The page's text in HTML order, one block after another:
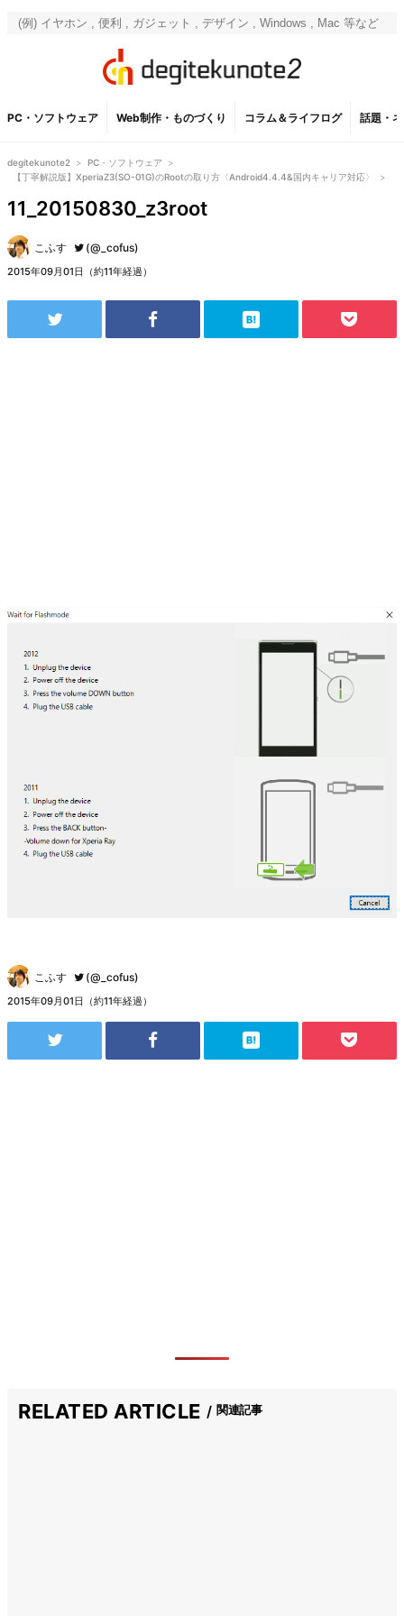
PC・ソフトウェア Web制作・ものづくり コラム＆ライフログ 話題・
degitekunote2 > PC・ソフトウェア
>
【丁寧解説版】XperiaZ3(SO-01G)のRootの取り方〈Android4.4.4&国内キャリア対応〉
>
11_20150830_z3root
こふす (@_cofus)
2015年09月01日（約11年経過）
こふす (@_cofus)
2015年09月01日（約11年経過）
RELATED ARTICLE 関連記事